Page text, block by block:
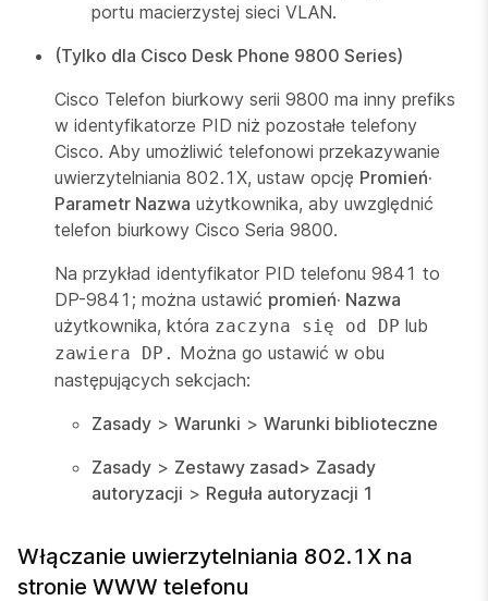
portu macierzystej sieci VLAN.
(Tylko dla Cisco Desk Phone 9800 Series)
Cisco Telefon biurkowy serii 9800 ma inny prefiks
w identyfikatorze PID niż pozostałe telefony
Cisco. Aby umożliwić telefonowi przekazywanie
uwierzytelniania 802.1X, ustaw opcję Promień·
Parametr Nazwa użytkownika, aby uwzględnić
telefon biurkowy Cisco Seria 9800.
Na przykład identyfikator PID telefonu 9841 to
DP-9841; można ustawić promień· Nazwa
użytkownika, która zaczyna się od DP lub
zawiera DP. Można go ustawić w obu
następujących sekcjach:
Zasady > Warunki > Warunki biblioteczne
Zasady > Zestawy zasad> Zasady
autoryzacji > Reguła autoryzacji 1
Włączanie uwierzytelniania 802.1X na
stronie WWW telefonu